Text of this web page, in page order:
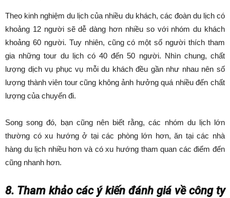
Theo kinh nghiệm du lịch của nhiều du khách, các đoàn du lịch có
khoảng 12 người sẽ dễ dàng hơn nhiều so với nhóm du khách
khoảng 60 người. Tuy nhiên, cũng có một số người thích tham
gia những tour du lịch có 40 đến 50 người. Nhìn chung, chất
lượng dịch vụ phục vụ mỗi du khách đều gần như nhau nên số
lượng thành viên tour cũng không ảnh hưởng quá nhiều đến chất
lượng của chuyến đi.
Song song đó, bạn cũng nên biết rằng, các nhóm du lịch lớn
thường có xu hướng ở tại các phòng lớn hơn, ăn tại các nhà
hàng du lịch nhiều hơn và có xu hướng tham quan các điểm đến
cũng nhanh hơn.
8. Tham khảo các ý kiến đánh giá về công ty